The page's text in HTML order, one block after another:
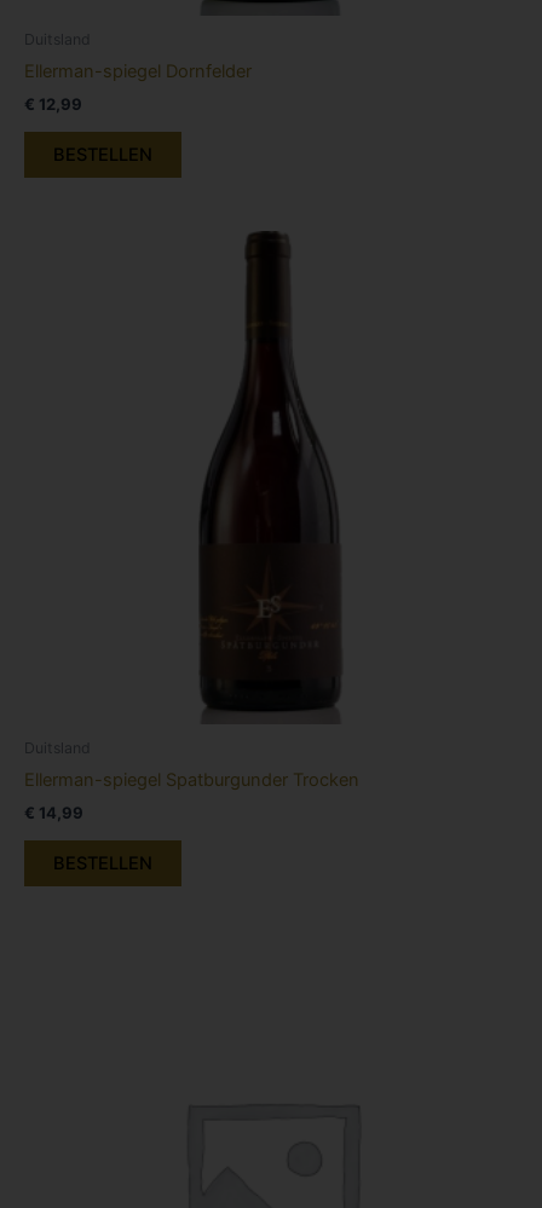
Duitsland
Ellerman-spiegel Dornfelder
€ 12,99
BESTELLEN
Duitsland
Ellerman-spiegel Spatburgunder Trocken
€ 14,99
BESTELLEN